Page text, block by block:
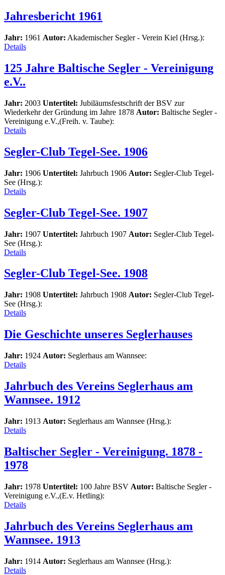
Jahresbericht 1961
Jahr: 1961 Autor: Akademischer Segler - Verein Kiel (Hrsg.):
Details
125 Jahre Baltische Segler - Vereinigung
e.V..
Jahr: 2003 Untertitel: Jubiläumsfestschrift der BSV zur
Wiederkehr der Gründung im Jahre 1878 Autor: Baltische Segler -
Vereinigung e.V.,(Freih. v. Taube):
Details
Segler-Club Tegel-See. 1906
Jahr: 1906 Untertitel: Jahrbuch 1906 Autor: Segler-Club Tegel-
See (Hrsg.):
Details
Segler-Club Tegel-See. 1907
Jahr: 1907 Untertitel: Jahrbuch 1907 Autor: Segler-Club Tegel-
See (Hrsg.):
Details
Segler-Club Tegel-See. 1908
Jahr: 1908 Untertitel: Jahrbuch 1908 Autor: Segler-Club Tegel-
See (Hrsg.):
Details
Die Geschichte unseres Seglerhauses
Jahr: 1924 Autor: Seglerhaus am Wannsee:
Details
Jahrbuch des Vereins Seglerhaus am
Wannsee. 1912
Jahr: 1913 Autor: Seglerhaus am Wannsee (Hrsg.):
Details
Baltischer Segler - Vereinigung. 1878 -
1978
Jahr: 1978 Untertitel: 100 Jahre BSV Autor: Baltische Segler -
Vereinigung e.V.,(E.v. Hetling):
Details
Jahrbuch des Vereins Seglerhaus am
Wannsee. 1913
Jahr: 1914 Autor: Seglerhaus am Wannsee (Hrsg.):
Details